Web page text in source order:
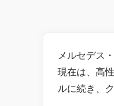
メルセデス
現在は、高
ルに続き、